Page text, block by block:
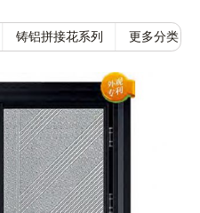
铸铝拼接花系列 更多分类